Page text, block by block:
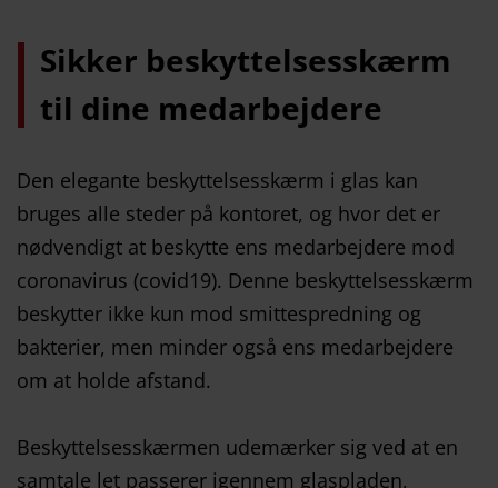
Sikker beskyttelsesskærm
til dine medarbejdere
Den elegante beskyttelsesskærm i glas kan
bruges alle steder på kontoret, og hvor det er
nødvendigt at beskytte ens medarbejdere mod
coronavirus (covid19). Denne beskyttelsesskærm
beskytter ikke kun mod smittespredning og
bakterier, men minder også ens medarbejdere
om at holde afstand.
Beskyttelsesskærmen udemærker sig ved at en
samtale let passerer igennem glaspladen,